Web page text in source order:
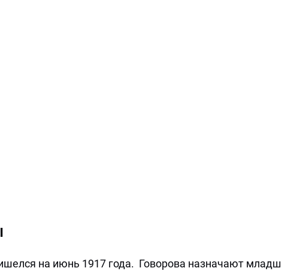
на июнь 1917 года. Говорова назначают